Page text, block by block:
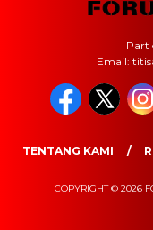
Part
Email:
TENTANG KAMI
COPYRIGHT © 2026